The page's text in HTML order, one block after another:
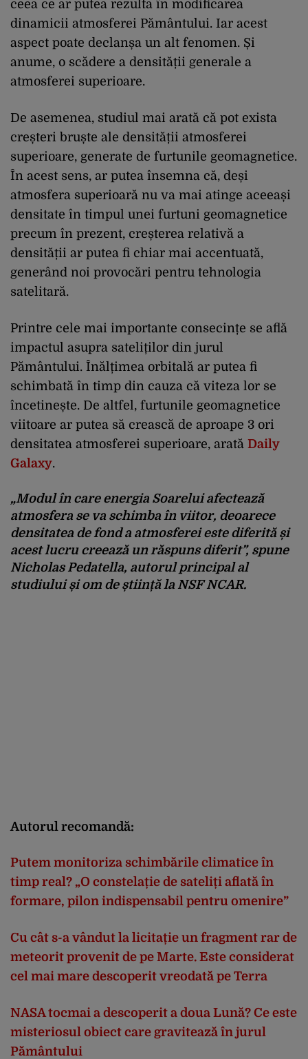
ceea ce ar putea rezulta în modificarea
dinamicii atmosferei Pământului. Iar acest
aspect poate declanșa un alt fenomen. Și
anume, o scădere a densității generale a
atmosferei superioare.
De asemenea, studiul mai arată că pot exista
creșteri bruște ale densității atmosferei
superioare, generate de furtunile geomagnetice.
În acest sens, ar putea însemna că, deși
atmosfera superioară nu va mai atinge aceeași
densitate în timpul unei furtuni geomagnetice
precum în prezent, creșterea relativă a
densității ar putea fi chiar mai accentuată,
generând noi provocări pentru tehnologia
satelitară.
Printre cele mai importante consecințe se află
impactul asupra sateliților din jurul
Pământului. Înălțimea orbitală ar putea fi
schimbată în timp din cauza că viteza lor se
încetinește. De altfel, furtunile geomagnetice
viitoare ar putea să crească de aproape 3 ori
densitatea atmosferei superioare, arată Daily
Galaxy.
„Modul în care energia Soarelui afectează
atmosfera se va schimba în viitor, deoarece
densitatea de fond a atmosferei este diferită și
acest lucru creează un răspuns diferit”, spune
Nicholas Pedatella, autorul principal al
studiului și om de știință la NSF NCAR.
Autorul recomandă:
Putem monitoriza schimbările climatice în
timp real? „O constelație de sateliți aflată în
formare, pilon indispensabil pentru omenire”
Cu cât s-a vândut la licitație un fragment rar de
meteorit provenit de pe Marte. Este considerat
cel mai mare descoperit vreodată pe Terra
NASA tocmai a descoperit a doua Lună? Ce este
misteriosul obiect care gravitează în jurul
Pământului